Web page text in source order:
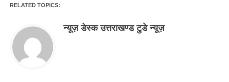
RELATED TOPICS:
न्यूज़ डेस्क उत्तराखण्ड टुडे न्यूज़